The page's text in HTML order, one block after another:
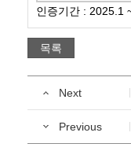
인증기간 : 2025.1
목록
Next
Previous